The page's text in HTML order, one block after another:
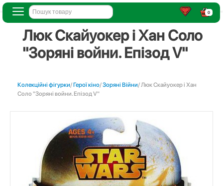
0
Люк Скайуокер і Хан Соло
"Зоряні войни. Епізод V"
Колекційні фігурки/Герої кіно/Зоряні Війни/ Люк Скайуокер і Хан
Соло "Зоряні войни. Епізод V"